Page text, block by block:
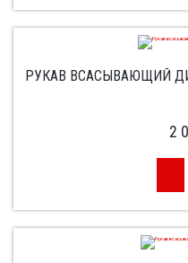
РУКАВ ВСАСЫВАЮЩИЙ
2